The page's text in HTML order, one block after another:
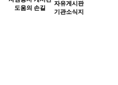
도움의 손길
자유게시판
기관소식지